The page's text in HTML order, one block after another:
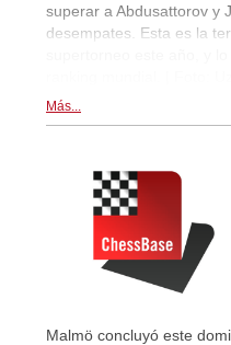
superar a Abdusattorov y
desempates. Esta es la
Más...
Malmö concluyó este